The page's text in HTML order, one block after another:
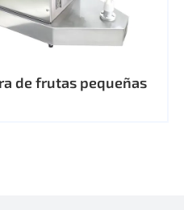
de frutas pequeñas